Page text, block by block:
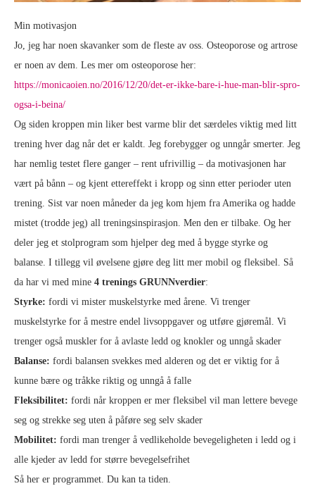
Min motivasjon
Jo, jeg har noen skavanker som de fleste av oss. Osteoporose og artrose
er noen av dem. Les mer om osteoporose her:
https://monicaoien.no/2016/12/20/det-er-ikke-bare-i-hue-man-blir-spro-
ogsa-i-beina/
Og siden kroppen min liker best varme blir det særdeles viktig med litt
trening hver dag når det er kaldt. Jeg forebygger og unngår smerter. Jeg
har nemlig testet flere ganger – rent ufrivillig – da motivasjonen har
vært på bånn – og kjent ettereffekt i kropp og sinn etter perioder uten
trening. Sist var noen måneder da jeg kom hjem fra Amerika og hadde
mistet (trodde jeg) all treningsinspirasjon. Men den er tilbake. Og her
deler jeg et stolprogram som hjelper deg med å bygge styrke og
balanse. I tillegg vil øvelsene gjøre deg litt mer mobil og fleksibel. Så
da har vi med mine 4 trenings GRUNNverdier:
Styrke: fordi vi mister muskelstyrke med årene. Vi trenger
muskelstyrke for å mestre endel livsoppgaver og utføre gjøremål. Vi
trenger også muskler for å avlaste ledd og knokler og unngå skader
Balanse: fordi balansen svekkes med alderen og det er viktig for å
kunne bære og tråkke riktig og unngå å falle
Fleksibilitet: fordi når kroppen er mer fleksibel vil man lettere bevege
seg og strekke seg uten å påføre seg selv skader
Mobilitet: fordi man trenger å vedlikeholde bevegeligheten i ledd og i
alle kjeder av ledd for større bevegelsefrihet
Så her er programmet. Du kan ta tiden.